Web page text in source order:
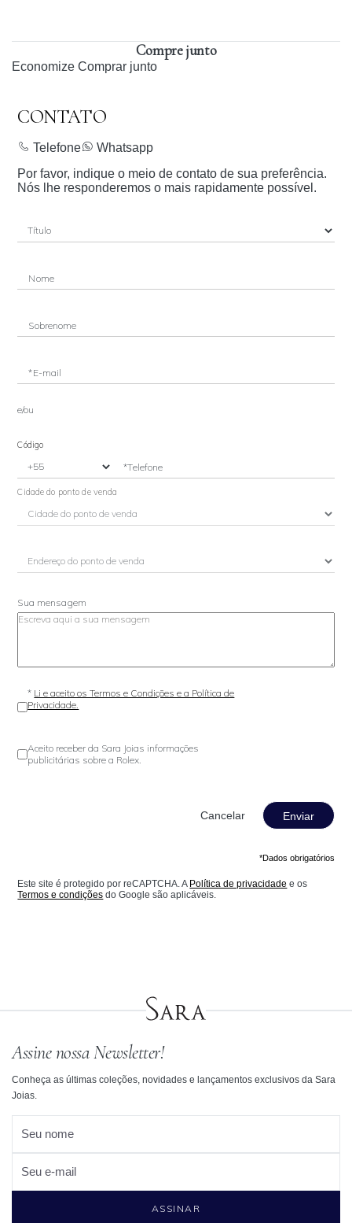
Compre junto
Economize Comprar junto
CONTATO
Telefone
Whatsapp
Por favor, indique o meio de contato de sua preferência.
Nós lhe responderemos o mais rapidamente possível.
Nome
Sobrenome
*E-mail
e/ou
Código
*Telefone
Cidade do ponto de venda
Sua mensagem
* Li e aceito os Termos e Condições e a Política de
Privacidade.
Aceito receber da Sara Joias informações
publicitárias sobre a Rolex.
Enviar
*Dados obrigatórios
Este site é protegido por reCAPTCHA. A Política de privacidade e os
Termos e condições do Google são aplicáveis.
Assine nossa Newsletter!
Conheça as últimas coleções, novidades e lançamentos exclusivos da Sara
Joias.
Seu nome
Seu e-mail
ASSINAR